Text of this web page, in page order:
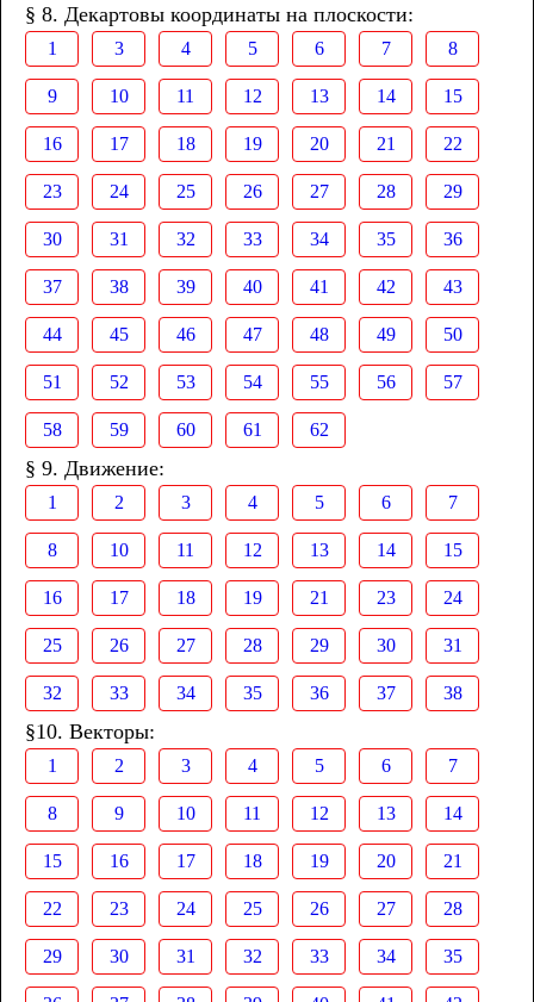
§ 8. Декартовы координаты на плоскости:
1 3 4 5 6 7 8
9 10 11 12 13 14 15
16 17 18 19 20 21 22
23 24 25 26 27 28 29
30 31 32 33 34 35 36
37 38 39 40 41 42 43
44 45 46 47 48 49 50
51 52 53 54 55 56 57
58 59 60 61 62
§ 9. Движение:
1 2 3 4 5 6 7
8 10 11 12 13 14 15
16 17 18 19 21 23 24
25 26 27 28 29 30 31
32 33 34 35 36 37 38
§10. Векторы:
1 2 3 4 5 6 7
8 9 10 11 12 13 14
15 16 17 18 19 20 21
22 23 24 25 26 27 28
29 30 31 32 33 34 35